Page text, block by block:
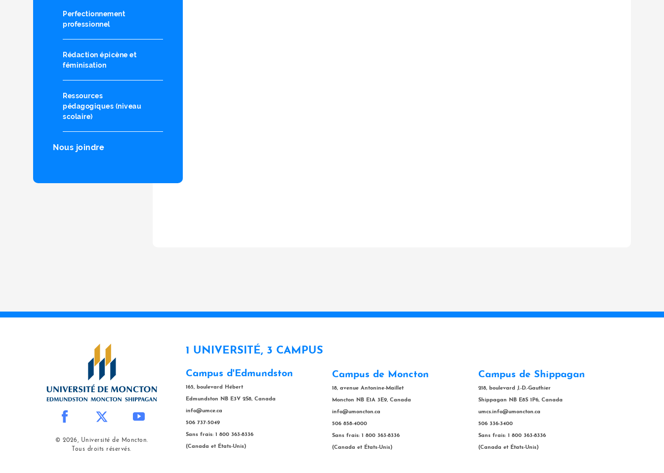
Perfectionnement
professionnel
Rédaction épicène et
féminisation
Ressources
pédagogiques (niveau
scolaire)
Nous joindre
© 2026, Université de Moncton.
Tous droits réservés.
1 UNIVERSITÉ, 3 CAMPUS
Campus d'Edmundston
165, boulevard Hébert
Edmundston NB E3V 2S8, Canada
info@umce.ca
506 737-5049
Sans frais: 1 800 363-8336
(Canada et États-Unis)
Campus de Moncton
18, avenue Antonine-Maillet
Moncton NB E1A 3E9, Canada
info@umoncton.ca
506 858-4000
Sans frais: 1 800 363-8336
(Canada et États-Unis)
Campus de Shippagan
218, boulevard J.-D.-Gauthier
Shippagan NB E8S 1P6, Canada
umcs.info@umoncton.ca
506 336-3400
Sans frais: 1 800 363-8336
(Canada et États-Unis)